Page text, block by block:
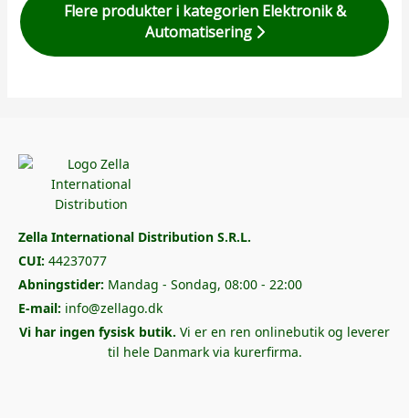
Flere produkter i kategorien Elektronik &
Automatisering
Zella International Distribution S.R.L.
CUI: 44237077
Abningstider: Mandag - Sondag, 08:00 - 22:00
E-mail: info@zellago.dk
Vi har ingen fysisk butik. Vi er en ren onlinebutik og leverer
til hele Danmark via kurerfirma.